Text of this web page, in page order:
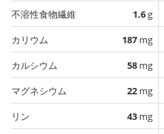
不溶性食物繊維
1.6g
カリウム
187 mg
カルシウム
58 mg
マグネシウム
22 mg
リン
43 mg